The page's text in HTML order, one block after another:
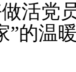
做活党
”的温